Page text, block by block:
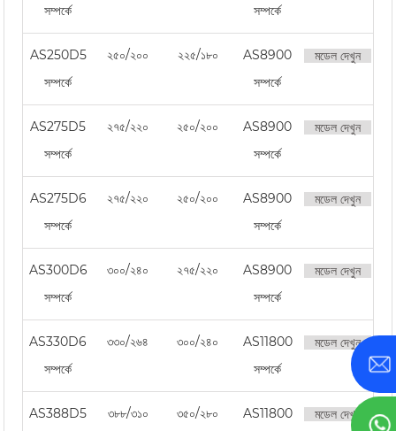
সম্পর্কে
সম্পর্কে
AS250D5
সম্পর্কে
২৫০/২০০ ২২৫/১৮০
AS8900
সম্পর্কে
মডেল দেখুন
AS275D5
সম্পর্কে
২৭৫/২২০ ২৫০/২০০
AS8900
সম্পর্কে
মডেল দেখুন
AS275D6
সম্পর্কে
২৭৫/২২০ ২৫০/২০০
AS8900
সম্পর্কে
মডেল দেখুন
AS300D6
সম্পর্কে
৩০০/২৪০ ২৭৫/২২০
AS8900
সম্পর্কে
মডেল দেখুন
AS330D6
সম্পর্কে
৩৩০/২৬৪ ৩০০/২৪০
AS11800
সম্পর্কে
মডেল দেখুন
AS388D5
৩৮৮/৩১০ ৩৫০/২৮০
AS11800
মডেল দেখুন